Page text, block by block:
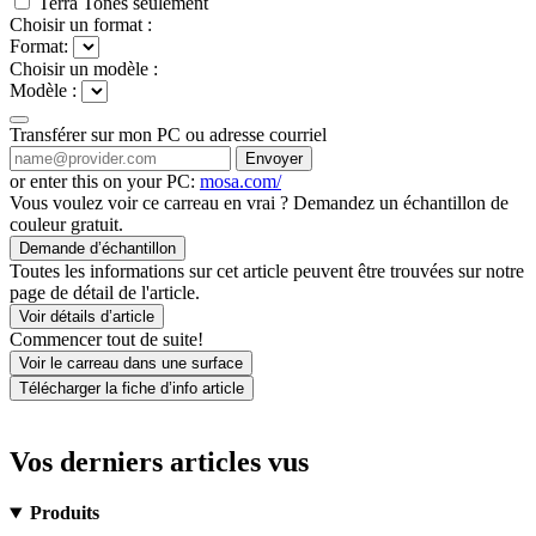
Choisir un format :
Format:
Choisir un modèle :
Modèle :
Transférer sur mon PC ou adresse courriel
Envoyer
or enter this on your PC: mosa.com/
Vous voulez voir ce carreau en vrai ? Demandez un échantillon de
couleur gratuit.
Demande d’échantillon
Toutes les informations sur cet article peuvent être trouvées sur notre
page de détail de l'article.
Voir détails d’article
Commencer tout de suite!
Voir le carreau dans une surface
Télécharger la fiche d’info article
Vos derniers articles vus
Produits